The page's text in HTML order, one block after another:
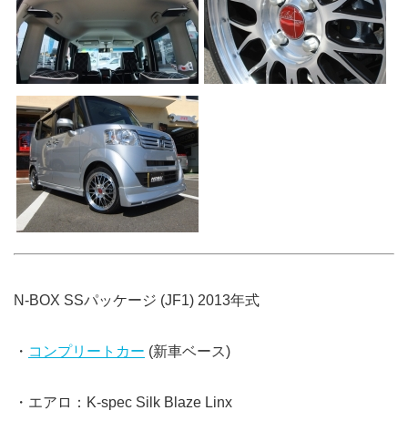
N-BOX SSパッケージ (JF1) 2013年式
・ コンプリートカー (新車ベース)
・エアロ：K-spec Silk Blaze Linx